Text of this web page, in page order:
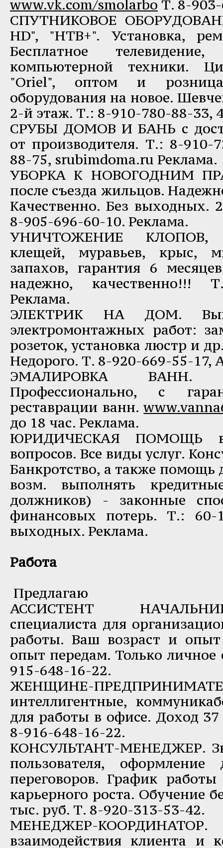
www.vk.com/smolarbo Т. 8-
СПУТНИКОВОЕ
HD", "НТВ+". Установка,
Бесплатное
компьютерной техники.
"Oriel", оптом и
оборудования на новое.
2-й этаж. Т.: 8-910-780-88-33,
СРУБЫ ДОМОВ И БАНЬ с
от производителя. Т.: 8-910-
88-75, srubimdoma.ru Реклама.
УБОРКА К НОВОГОДНИМ
после съезда жильцов.
Качественно. Без выходных.
8-905-696-60-10. Реклама.
УНИЧТОЖЕНИЕ КЛОПОВ,
клещей, муравьев, крыс,
запахов, гарантия 6
надежно, качественно!!!
Реклама.
ЭЛЕКТРИК НА ДОМ.
электромонтажных работ:
розеток, установка люстр и
Недорого. Т. 8-920-669-55-17,
ЭМАЛИРОВКА ВАНН.
Профессионально, с
реставрации ванн.
до 18 час. Реклама.
ЮРИДИЧЕСКАЯ ПОМОЩЬ
вопросов. Все виды услуг.
Банкротство, а также помощь
возм. выполнять
должников) - законные
финансовых потерь. Т.: 60-
выходных. Реклама.
Работа
Предлагаю
АССИСТЕНТ
специалиста для
работы. Ваш возраст и
опыт передам. Только личное
915-648-16-22.
ЖЕНЩИНЕ-
интеллигентные,
для работы в офисе. Доход
8-916-648-16-22.
КОНСУЛЬТАНТ-МЕНЕДЖЕР.
пользователя, оформление
переговоров. График
карьерного роста. Обучение
тыс. руб. Т. 8-920-313-53-42.
МЕНЕДЖЕР-
взаимодействия клиента и